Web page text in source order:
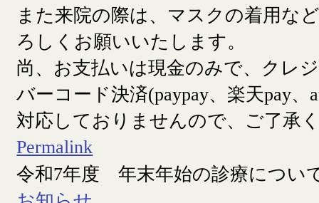
また来院の際は、マスクの着用な
ろしくお願いいたします。
尚、お支払いは現金のみで、クレ
バーコード決済(paypay、楽天pay、
対応しておりませんので、ご了承
Permalink
令和7年度 年末年始の診療につい